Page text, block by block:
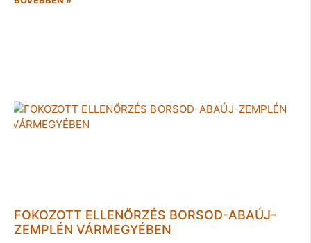
FOKOZOTT ELLENŐRZÉS BORSOD-ABAÚJ-
ZEMPLÉN VÁRMEGYÉBEN